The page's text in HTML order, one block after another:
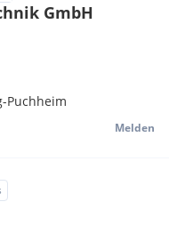
GmbH
Puchheim
Melden